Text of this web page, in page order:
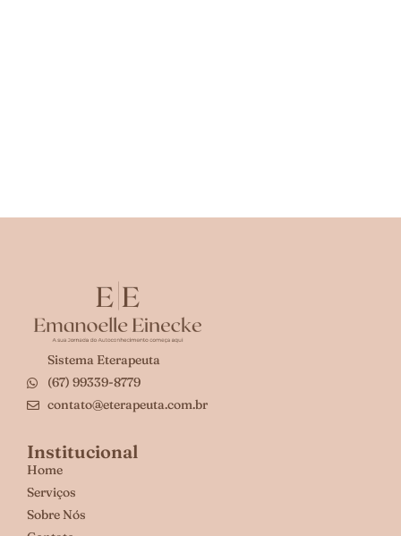
Sistema Eterapeuta
(67) 99339-8779
contato@eterapeuta.com.br
Institucional
Home
Serviços
Sobre Nós